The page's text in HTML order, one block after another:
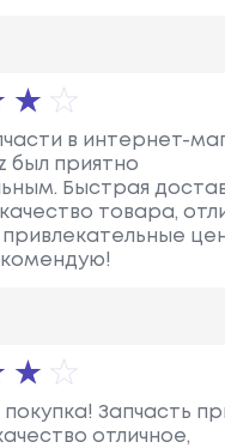
в интернет-
был приятно
Быстрая
товара,
покупка! Запчасть
отличное,